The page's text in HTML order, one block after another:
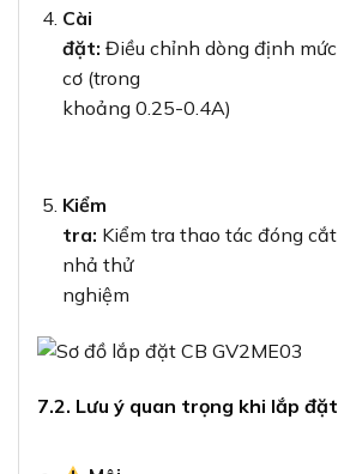
Cài
đặt: Điều chỉnh dòng định
cơ (trong
khoảng 0.25-0.4A)
Kiểm
tra: Kiểm tra thao tác đóng
nhả thử
nghiệm
7.2. Lưu ý quan trọng khi lắp đặt